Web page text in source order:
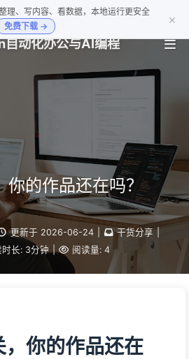
理、写内容、看数据，本地运行更安全
免费下载 →
×
动化办公与AI编程
你的作品还在吗？
更新于 2026-06-24 干货分享
时长: 3分钟 | 阅读量: 4
你的作品还在